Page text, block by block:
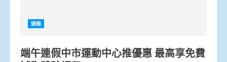
頭條
端午連假中市運動中心推優惠 最高享免費